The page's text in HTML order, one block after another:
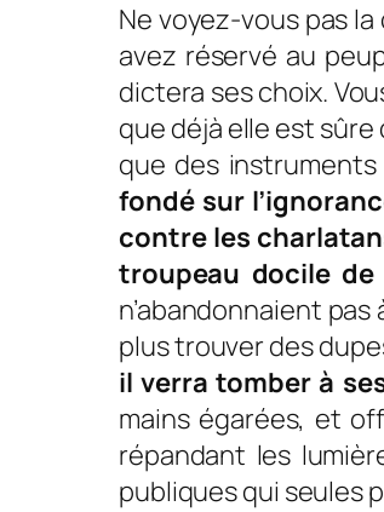
Ne voyez-vous pas
avez réservé au
dictera ses choix.
que déjà elle est
que des
fondé sur
contre les
troupeau docile
n’abandonnaient
plus trouver des
il verra tomber à
mains égarées, et
répandant les
publiques qui seules